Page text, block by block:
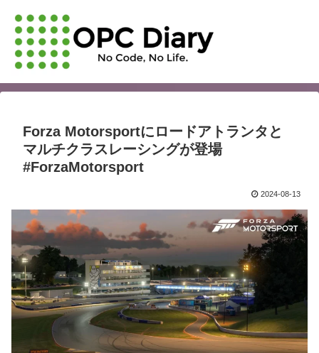
Forza Motorsportにロードアトランタと
マルチクラスレーシングが登場
#ForzaMotorsport
2024-08-13